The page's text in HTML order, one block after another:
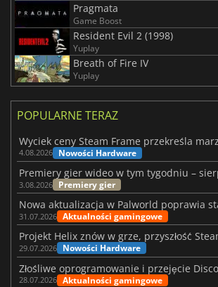
Pragmata
Game Boost
Resident Evil 2 (1998)
Yuplay
Breath of Fire IV
Yuplay
POPULARNE TERAZ
4.08.2026 Nowości Hardware
3.08.2026 Premiery gier
31.07.2026 Aktualności gamingowe
29.07.2026 Nowości Hardware
28.07.2026 Aktualności gamingowe